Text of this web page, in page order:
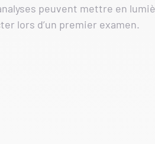
peuvent mettre en
lors d’un premier examen.